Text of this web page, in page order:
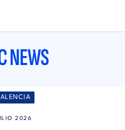
NEWS
2026